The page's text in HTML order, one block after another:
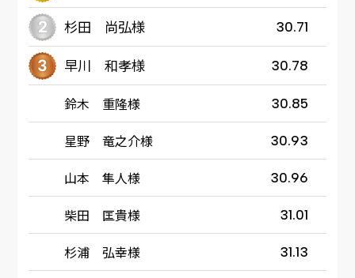
杉田 尚弘様 30.71
早川 和孝様 30.78
鈴木 重隆様 30.85
星野 竜之介様 30.93
山本 隼人様 30.96
柴田 匡貴様 31.01
杉浦 弘幸様 31.13